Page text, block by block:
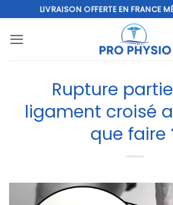
au
contenu
LIVRAISON OFFERTE EN FRANCE
Rupture
ligament croisé
que faire